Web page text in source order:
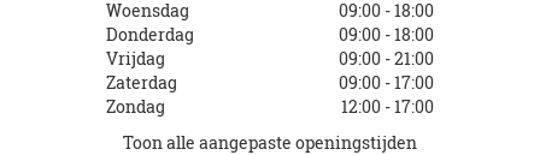
Woensdag
09:00 - 18:00
Donderdag
09:00 - 18:00
Vrijdag
09:00 - 21:00
Zaterdag
09:00 - 17:00
Zondag
12:00 - 17:00
Toon alle aangepaste openingstijden